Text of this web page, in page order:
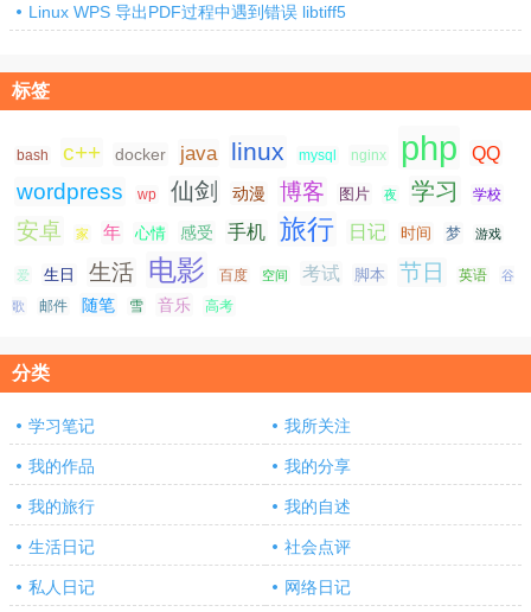
Linux WPS 导出PDF过程中遇到错误 libtiff5
标签
bash c++ docker java linux mysql nginx php QQ
wordpress wp 仙剑 动漫 博客 图片 夜 学习 学校
安卓 家 年 心情 感受 手机 旅行 日记 时间 梦 游戏
爱 生日 生活 电影 百度 空间 考试 脚本 节日 英语 谷
歌 邮件 随笔 雪 音乐 高考
分类
学习笔记 我所关注
我的作品 我的分享
我的旅行 我的自述
生活日记 社会点评
私人日记 网络日记